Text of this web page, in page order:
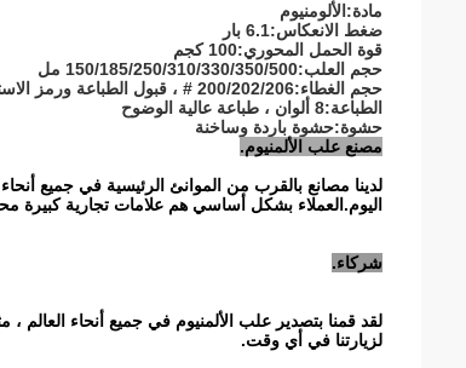
مادة: الألومنيوم
ضغط الانعكاس:6.1 بار
قوة الحمل المحوري:100 كجم
حجم العلب:150/185/250/310/330/350/500 مل
حجم الغطاء:200/202/206 # ، قبول الطباعة ورمز الاستجابة السريعة على الغطاء
الطباعة:8 ألوان ، طباعة عالية الوضوح
حشوة:حشوة باردة وساخنة
مصنع علب الألمنيوم.
اليوم.العملاء بشكل أساسي هم علامات تجارية كبيرة
شركاء.
لقد قمنا بتصدير علب الألمنيوم في جميع أنحاء العالم
لزيارتنا في أي وقت.